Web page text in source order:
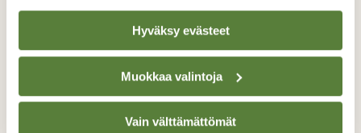
Hyväksy evästeet
Muokkaa valintoja
Vain välttämättömät
Valokuvaaja: Reijo Juurinen, Helsinki Elokuu
TAKAISIN LISTAAN